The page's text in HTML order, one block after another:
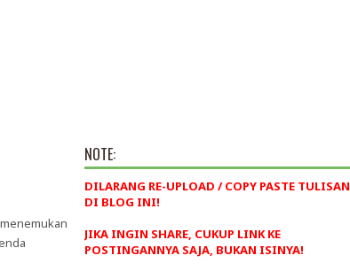
NOTE:
DILARANG RE-UPLOAD / COPY PASTE TULISAN
DI BLOG INI!
JIKA INGIN SHARE, CUKUP LINK KE
POSTINGANNYA SAJA, BUKAN ISINYA!